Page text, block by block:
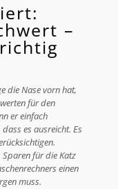
–
die Nase vorn hat,
für den
er einfach
es ausreicht. Es
für die Katz
einen
muss.